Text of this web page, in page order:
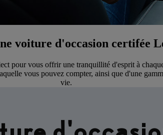
voiture d'occasion certifée
pour vous offrir une tranquillité d'esprit à
vous pouvez compter, ainsi que d'une
vie.